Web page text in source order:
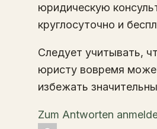
юридическую
круглосуточно и
Следует учитывать,
юристу вовремя
избежать
Zum Antworten